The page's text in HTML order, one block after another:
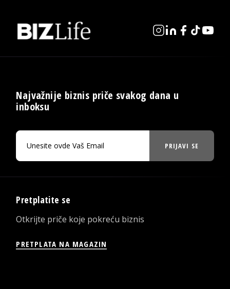
Najvažnije biznis priče svakog dana u
inboksu
PRIJAVI SE
Pretplatite se
Otkrijte priče koje pokreću biznis
PRETPLATA NA MAGAZIN